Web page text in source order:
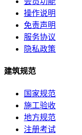
操作说明
免责声明
服务协议
隐私政策
建筑规范
国家规范
施工验收
地方规范
注册考试